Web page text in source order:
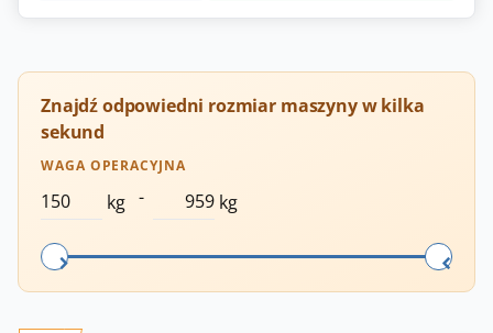
Znajdź odpowiedni rozmiar maszyny w kilka
sekund
WAGA OPERACYJNA
kg - kg